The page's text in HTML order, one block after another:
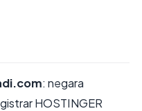
: negara
HOSTINGER